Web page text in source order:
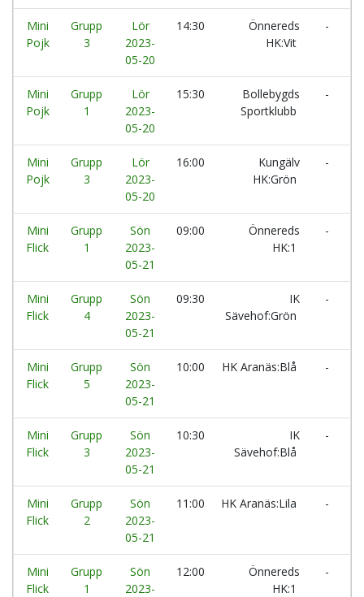
Mini
Pojk
Grupp
3
Lör
2023-
05-20
14:30
Önnereds
HK:Vit
-
Mini
Pojk
Grupp
1
Lör
2023-
05-20
15:30
Bollebygds
Sportklubb
-
Mini
Pojk
Grupp
3
Lör
2023-
05-20
16:00
Kungälv
HK:Grön
-
Mini
Flick
Grupp
1
Sön
2023-
05-21
09:00
Önnereds
HK:1
-
Mini
Flick
Grupp
4
Sön
2023-
05-21
09:30
IK
Sävehof:Grön
-
Mini
Flick
Grupp
5
Sön
2023-
05-21
10:00 HK Aranäs:Blå -
Mini
Flick
Grupp
3
Sön
2023-
05-21
10:30
IK
Sävehof:Blå
-
Mini
Flick
Grupp
2
Sön
2023-
05-21
11:00 HK Aranäs:Lila -
Mini
Flick
Grupp
1
Sön
2023-
12:00
Önnereds
HK:1
-